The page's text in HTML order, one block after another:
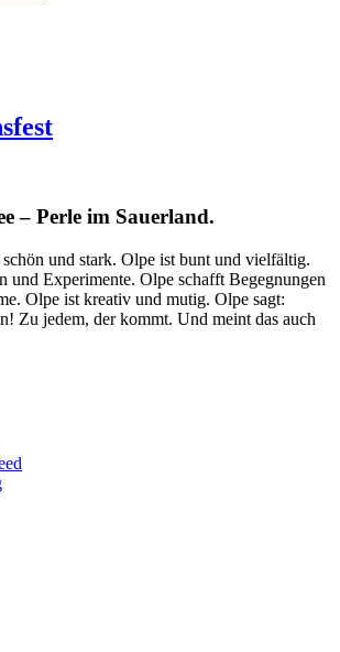
– Perle im Sauerland.
und stark. Olpe ist bunt und vielfältig.
und Experimente. Olpe schafft Begegnungen
Olpe ist kreativ und mutig. Olpe sagt:
Zu jedem, der kommt. Und meint das auch